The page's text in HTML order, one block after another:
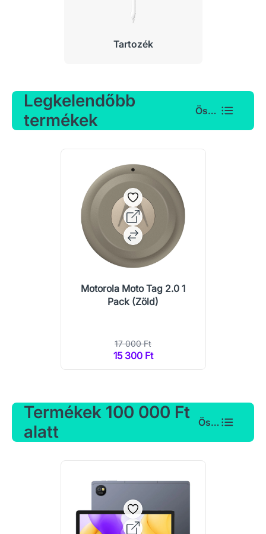
Tartozék
Legkelendőbb
termékek
Összes
Motorola Moto Tag 2.0 1
Pack (Zöld)
17 000 Ft
15 300 Ft
Termékek 100 000 Ft
alatt
Összes